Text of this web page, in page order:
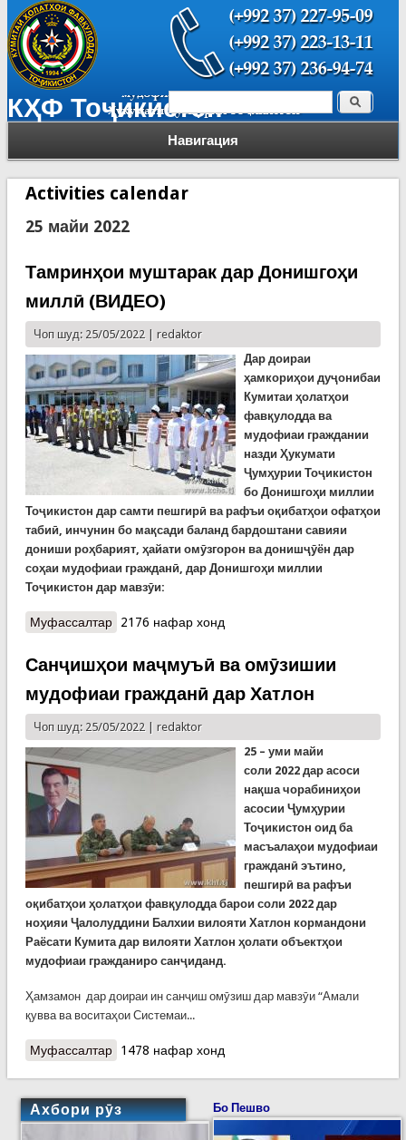
КҲФ Тоҷикистон
Навигация
Форма поиска Поиск
Activities calendar
25 майи 2022
Тамринҳои муштарак дар Донишгоҳи
миллӣ (ВИДЕО)
Чоп шуд: 25/05/2022 | redaktor
Дар доираи
ҳамкориҳои дуҷонибаи
Кумитаи ҳолатҳои
фавқулодда ва
мудофиаи граждании
назди Ҳукумати
Ҷумҳурии Тоҷикистон
бо Донишгоҳи миллии
Тоҷикистон дар самти пешгирӣ ва рафъи оқибатҳои офатҳои
табиӣ, инчунин бо мақсади баланд бардоштани савияи
дониши роҳбарият, ҳайати омӯзгорон ва донишҷӯён дар
соҳаи мудофиаи гражданӣ, дар Донишгоҳи миллии
Тоҷикистон дар мавзӯи:
Муфассалтаро Тамринҳои муштарак дар Донишгоҳи миллӣ
2176 нафар хонд
Санҷишҳои маҷмуъӣ ва омӯзишии
мудофиаи гражданӣ дар Хатлон
Чоп шуд: 25/05/2022 | redaktor
25 – уми майи
соли 2022 дар асоси
нақша чорабиниҳои
асосии Ҷумҳурии
Тоҷикистон оид ба
масъалаҳои мудофиаи
гражданӣ эътино,
пешгирӣ ва рафъи
оқибатҳои ҳолатҳои фавқулодда барои соли 2022дар
ноҳияи Ҷалолуддини Балхии вилояти Хатлон кормандони
Раёсати Кумита дар вилояти Хатлон ҳолати объектҳои
мудофиаи гражданиро санҷиданд.
Ҳамзамон дар доираи ин санҷиш омӯзиш дар мавзӯи “Амали
қувва ва воситаҳои Системаи...
Муфассалтаро Санҷишҳои маҷмуъӣ ва омӯзишии мудофиаи
1478 нафар хонд
Ахбори рӯз Бо Пешво